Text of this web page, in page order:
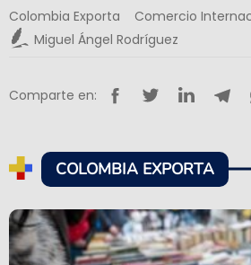
Colombia Exporta Comercio
Miguel Ángel Rodríguez
Comparte en:
COLOMBIA EXPORTA